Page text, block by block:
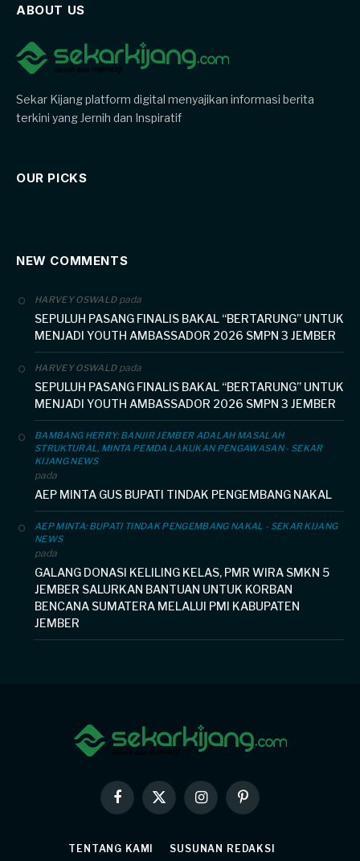
ABOUT US
Sekar Kijang platform digital menyajikan informasi berita
terkini yang Jernih dan Inspiratif
OUR PICKS
NEW COMMENTS
HARVEY OSWALDpada
SEPULUH PASANG FINALIS BAKAL “BERTARUNG” UNTUK
MENJADI YOUTH AMBASSADOR 2026 SMPN 3 JEMBER
HARVEY OSWALDpada
SEPULUH PASANG FINALIS BAKAL “BERTARUNG” UNTUK
MENJADI YOUTH AMBASSADOR 2026 SMPN 3 JEMBER
BAMBANG HERRY: BANJIR JEMBER ADALAH MASALAH
STRUKTURAL, MINTA PEMDA LAKUKAN PENGAWASAN - SEKAR
KIJANG NEWS
pada
AEP MINTA GUS BUPATI TINDAK PENGEMBANG NAKAL
AEP MINTA: BUPATI TINDAK PENGEMBANG NAKAL - SEKAR KIJANG
NEWS
pada
GALANG DONASI KELILING KELAS, PMR WIRA SMKN 5
JEMBER SALURKAN BANTUAN UNTUK KORBAN
BENCANA SUMATERA MELALUI PMI KABUPATEN
JEMBER
Facebook
X
(Twitter)
InstagramPinterest
TENTANG KAMI SUSUNAN REDAKSI